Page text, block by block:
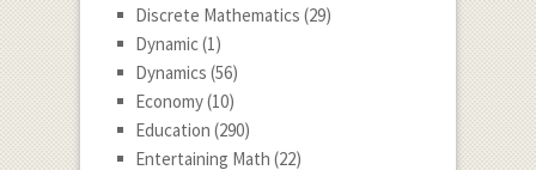
Discrete Mathematics (29)
Dynamic(1)
Dynamics (56)
Economy(10)
Education (290)
Entertaining Math (22)